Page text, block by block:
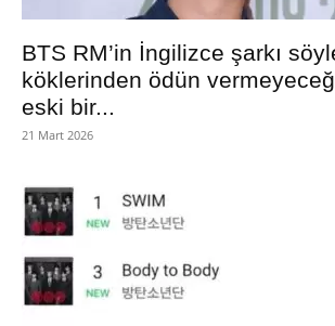
BTS RM’in İngilizce şarkı
köklerinden ödün
eski bir...
21 Mart 2026